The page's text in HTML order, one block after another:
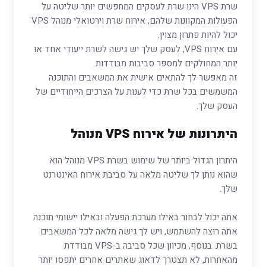
שרת VPS הינו שרת לעסקים המחפשים יותר שליטה על
הפעולות המקוונות שלהם, אירוח שרת וירטואלי מנוהל VPS
יכול להיות פתרון מצוין.
עם אירוח VPS, לעסק שלך יש גישה לשרת ייעודי אחד או
יותר המחולקים למספר סביבות מבודדות.
זה מאפשר לך להתאים אישית את המשאבים והתוכנה
המשמשים בכל שרת כדי לענות על הצרכים הייחודיים של
העסק שלך.
היתרונות של אירוח VPS מנוהל
היתרון הגדול ביותר של שימוש בשרת VPS מנוהל הוא
שהוא נותן לך שליטה מלאה על סביבת אירוח האינטרנט
שלך.
אתה יכול לבחור באילו מערכת הפעלה ובאילו יישומי תוכנה
אתה רוצה להשתמש, ויש לך גישה מלאה לכל המשאבים
בשרת. בנוסף, מכיוון שכל סביבה ב-VPS מבודדת
מהאחרות, לא תצטרך לדאוג שאתרים אחרים יתפסו יותר